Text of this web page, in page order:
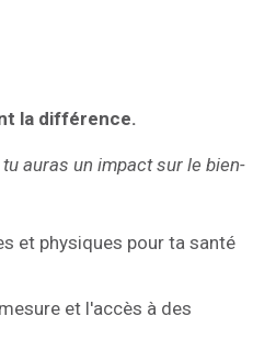
la différence.
auras un impact sur le bien-
et physiques pour ta santé
et l'accès à des